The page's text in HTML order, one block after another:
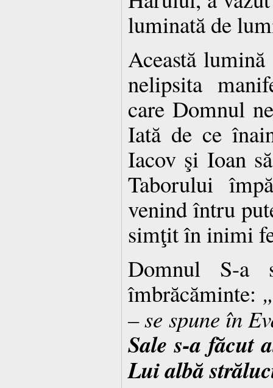
luminată de
Această
nelipsita
care Domnul
Iată de ce
Iacov şi Ioan
Taborului
venind întru
simţit în inimi
Domnul S-a
îmbrăcăminte:
– se spune în
Sale s-a făcut
Lui albă